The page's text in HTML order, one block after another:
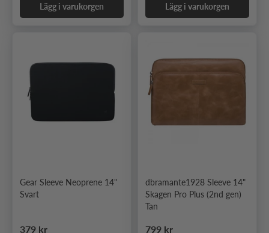
Lägg i varukorgen Lägg i varukorgen
Gear Sleeve Neoprene 14"
Svart
Ordinarie pris
379 kr
dbramante1928 Sleeve 14"
Skagen Pro Plus (2nd gen)
Tan
Ordinarie pris
799 kr